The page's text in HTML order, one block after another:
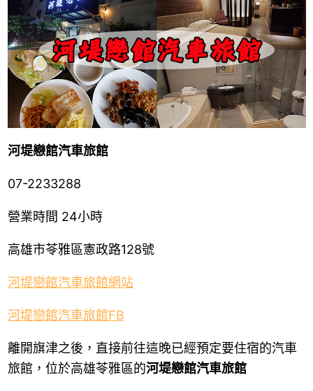
河堤戀館汽車旅館
07-2233288
營業時間 24小時
高雄市苓雅區憲政路128號
河堤戀館汽車旅館網站
河堤戀館汽車旅館FB
離開旗津之後，直接前往這晚已經預定要住宿的汽車
旅館，位於高雄苓雅區的河堤戀館汽車旅館